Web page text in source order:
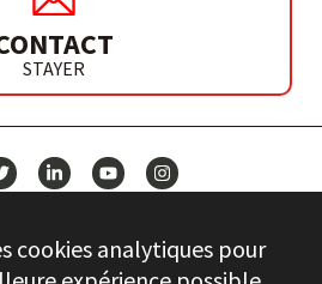
STAYER
CONTACT
cookies analytiques pour